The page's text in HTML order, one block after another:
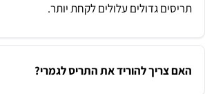
תריסים גדולים עלולים לקחת יותר.
האם צריך להוריד את התריס לגמרי?